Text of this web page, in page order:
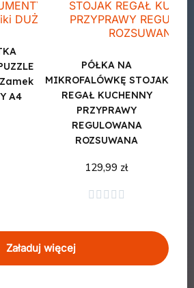
A4
PÓŁKA NA
MIKROFALÓWKĘ STOJAK
REGAŁ KUCHENNY
PRZYPRAWY
REGULOWANA
ROZSUWANA
129,99 zł
    
Dodaj do koszyka
Załaduj więcej